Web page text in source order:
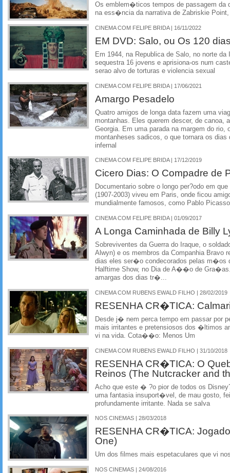
Os emblem�ticos tempos de passagem
na ess�ncia da narrativa de Zabriskie
CINEMA COM FELIPE BRIDA | 16/11/2022
EM DVD: Salo, ou Os 120
Em 1944, na Republica de Salo, no norte
sequestra 16 jovens e aprisiona-os num
serao alvo de torturas e violencia sexual
CINEMA COM FELIPE BRIDA | 17/06/2021
Amargo Pesadelo
Quatro amigos de longa data fazem uma
montanhas. Eles querem descer, de canoa,
Georgia. Em uma parada na margem do rio,
montanheses sadicos, o que tornara os
infernal
CINEMA COM FELIPE BRIDA | 17/12/2019
Cicero Dias: O Compadre de
Documentario sobre o longo per?odo em
(1907-2003) viveu em Paris, onde ficou
mundialmente famosos, como Pablo
CINEMA COM FELIPE BRIDA | 01/09/2017
A Longa Caminhada de Billy
Sobreviventes da Guerra do Iraque, o
Alwyn) e os membros da Companhia Bravo
dias eles ser�o condecorados pelas m�os
Halftime Show, no Dia de A��o de
amargas dos dias tr�...
CINEMA COM RUBENS EWALD FILHO | 28/02/2019
RESENHA CR�TICA:
Desde j� nem perca tempo em passar por
mais irritantes e pretensiosos dos �ltimos
vi na vida. Cota��o: Menos Um
CINEMA COM RUBENS EWALD FILHO | 31/10/2018
RESENHA CR�TICA: O
Reinos (The Nutcracker and
Acho que este � ?o pior de todos os
uma fantasia insuport�vel, de mau gosto,
profundamente irritante. Nada se salva
NOS CINEMAS | 28/03/2018
RESENHA CR�TICA:
One)
Um dos filmes mais espetaculares que vi
NOS CINEMAS | 24/08/2016